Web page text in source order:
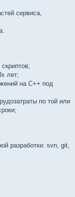
сервиса,
лет;
на С++ под
по той или
разработки: svn, git,